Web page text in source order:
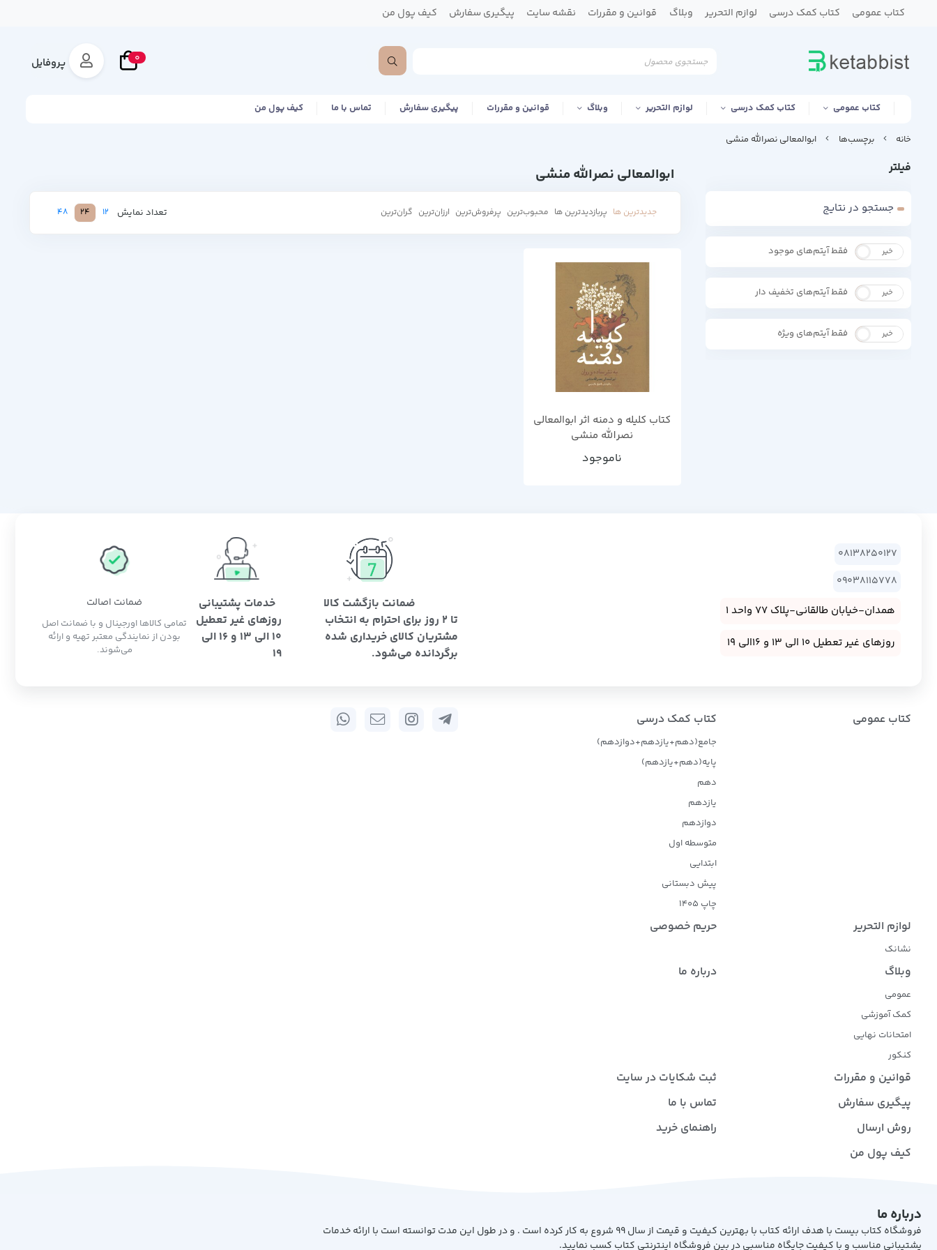
کتاب عمومی کتاب کمک درسی لوازم التحریر وبلاگ قوانین و مقررات نقشه سایت پیگیری سفارش کیف پول من
0 پروفایل
کتاب عمومی کتاب کمک درسی لوازم التحریر وبلاگ قوانین و مقررات پیگیری سفارش تماس با ما کیف پول من
خانه برچسب‌ها ابوالمعالی نصرالله منشی
فیلتر
جستجو در نتایج
بله خیر فقط آیتم‌های موجود
بله خیر فقط آیتم‌های تخفیف دار
بله خیر فقط آیتم‌های ویژه
ابوالمعالی نصرالله منشی
جدیدترین ها پربازدیدترین ها محبوب‌‌ترین پرفروش‌ترین ارزان‌ترین گران‌ترین تعداد نمایش 12
24
48
کتاب کلیله و دمنه اثر ابوالمعالی
نصرالله منشی
ناموجود
08138250127
09038115778
همدان-خیابان طالقانی-پلاک 77 واحد 1
روزهای غیر تعطیل 10 الی 13 و 16الی 19
ضمانت بازگشت کالا
تا 2 روز برای احترام به انتخاب
مشتریان کالای خریداری شده
برگردانده می‌شود.
خدمات پشتیبانی
روزهای غیر تعطیل
10 الی 13 و 16 الی
19
ضمانت اصالت
تمامی کالاها اورجینال و با ضمانت اصل
بودن از نمایندگی معتبر تهیه و ارائه
می‌شوند.
کتاب عمومی کتاب کمک درسی
جامع(دهم+یازدهم+دوازدهم)
پایه(دهم+یازدهم)
دهم
یازدهم
دوازدهم
متوسطه اول
ابتدایی
پیش دبستانی
چاپ 1405
لوازم التحریر
نشانک
حریم خصوصی
وبلاگ
عمومی
کمک آموزشی
امتحانات نهایی
کنکور
درباره ما
قوانین و مقررات
ثبت شکایات در سایت
پیگیری سفارش
تماس با ما
روش ارسال
راهنمای خرید
کیف پول من
درباره ما
فروشگاه کتاب بیست با هدف ارائه کتاب با بهترین کیفیت و قیمت از سال 99 شروع به کار کرده است . و در طول این مدت توانسته است با ارائه خدمات
پشتیبانی مناسب و با کیفیت جایگاه مناسبی در بین فروشگاه اینترنتی کتاب کسب نمایید.